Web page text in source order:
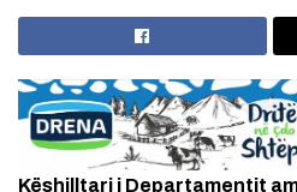
Këshilltari i Departamentit